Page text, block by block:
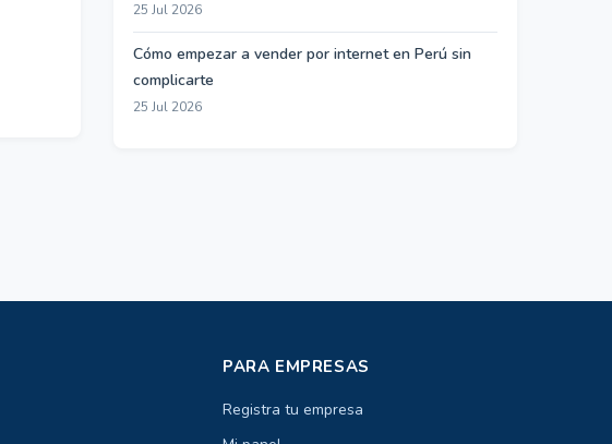
25 Jul 2026
Cómo empezar a vender por internet en Perú sin
complicarte
25 Jul 2026
PARA EMPRESAS
Registra tu empresa